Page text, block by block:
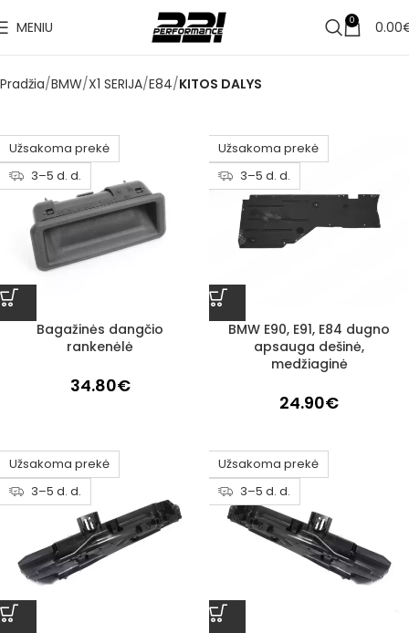
MENIU 0 0.00
Pradžia BMW X1 SERIJA E84 KITOS DALYS
Užsakoma prekė
3–5 d. d.
Bagažinės dangčio
rankenėlė
34.80€
Užsakoma prekė
3–5 d. d.
BMW E90, E91, E84 dugno
apsauga dešinė,
medžiaginė
24.90€
Užsakoma prekė
3–5 d. d.
Užsakoma prekė
3–5 d. d.